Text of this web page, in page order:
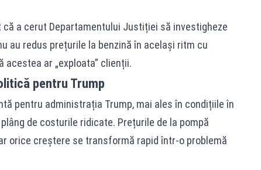
a cerut Departamentului Justiției să investigheze
au redus prețurile la benzină în același ritm cu
ar „exploata” clienții.
pentru Trump
pentru administrația Trump, mai ales în condițiile în
de costurile ridicate. Prețurile de la pompă
orice creștere se transformă rapid într-o problemă